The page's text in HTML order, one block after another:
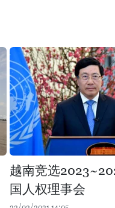
越南竞选
国人权理事会